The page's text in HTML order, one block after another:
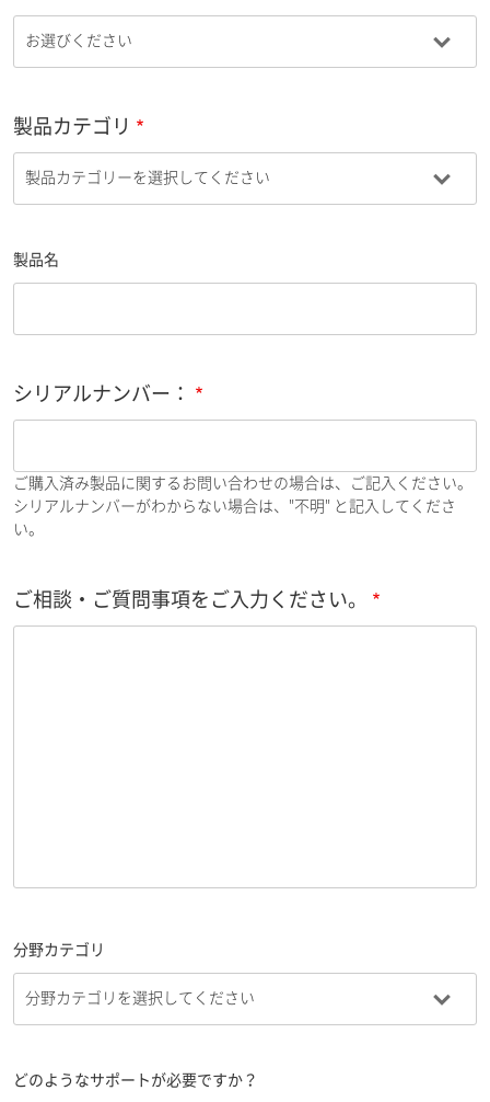
製品カテゴリ
製品名
シリアルナンバー：
ご購入済み製品に関するお問い合わせの場合は、ご記入ください。
シリアルナンバーがわからない場合は、"不明" と記入してくださ
い。
ご相談・ご質問事項をご入力ください。
分野カテゴリ
どのようなサポートが必要ですか？